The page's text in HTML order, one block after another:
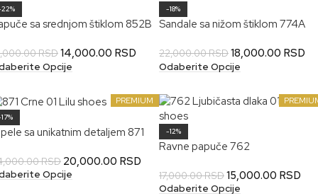
sa srednjom štiklom 852B
RSD14,000.00 RSD
Opcije
-18%
Sandale sa nižom štiklom 774A
22,000.00RSD18,000.00 RSD
Odaberite Opcije
PREMIUM
sa unikatnim detaljem 871
RSD 20,000.00 RSD
Opcije
-12%
Ravne papuče 762
17,000.00RSD15,000.00 RSD
Odaberite Opcije